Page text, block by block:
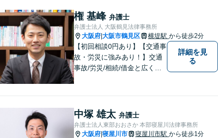
す。
権 基峰 弁護士
弁護士法人 大阪鶴見法律事務所
大阪府 大阪市鶴見区 横堤駅 から徒歩2分
【初回相談0円あり】【交通事
故・労災に強みあり！】交通
事故/労災/相続/借金と広く法
にご相談ください。【労災事
故：9年前の事故でも数千万円
の賠償を獲得】
詳細を見
る
中塚 雄太 弁護士
弁護士法人東部おおさか 本部寝屋川法律事務所
大阪府 寝屋川市 寝屋川市駅 から徒歩1分